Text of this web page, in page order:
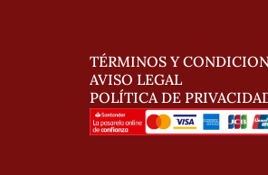
TÉRMINOS Y
AVISO LEGAL
POLÍTICA DE